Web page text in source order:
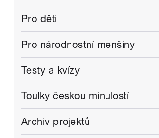
Pro děti
Pro národnostní menšiny
Testy a kvízy
Toulky českou minulostí
Archiv projektů